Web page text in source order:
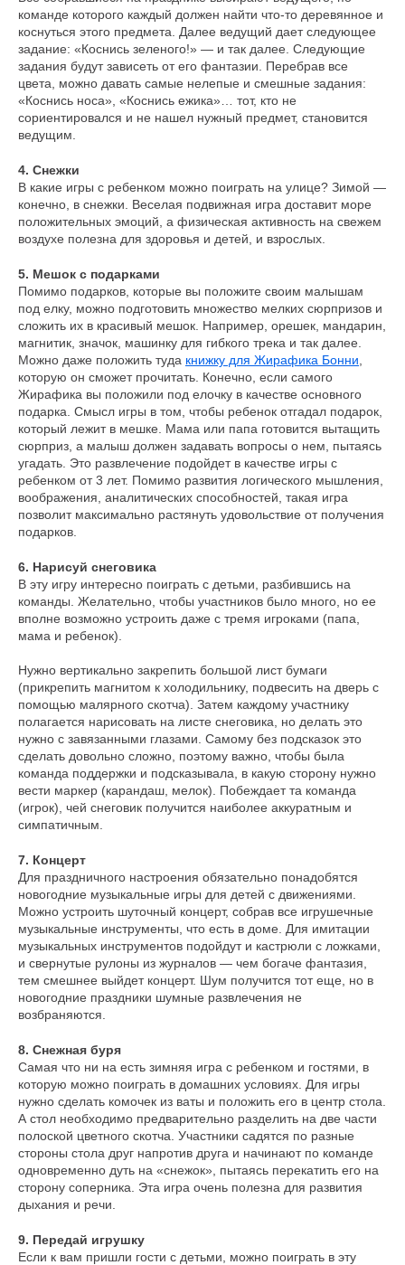
команде которого каждый должен найти что-то деревянное и
коснуться этого предмета. Далее ведущий дает следующее
задание: «Коснись зеленого!» — и так далее. Следующие
задания будут зависеть от его фантазии. Перебрав все
цвета, можно давать самые нелепые и смешные задания:
«Коснись носа», «Коснись ежика»… тот, кто не
сориентировался и не нашел нужный предмет, становится
ведущим.
4. Снежки
В какие игры с ребенком можно поиграть на улице? Зимой —
конечно, в снежки. Веселая подвижная игра доставит море
положительных эмоций, а физическая активность на свежем
воздухе полезна для здоровья и детей, и взрослых.
5. Мешок с подарками
Помимо подарков, которые вы положите своим малышам
под елку, можно подготовить множество мелких сюрпризов и
сложить их в красивый мешок. Например, орешек, мандарин,
магнитик, значок, машинку для гибкого трека и так далее.
Можно даже положить туда книжку для Жирафика Бонни
которую он сможет прочитать. Конечно, если самого
Жирафика вы положили под елочку в качестве основного
подарка. Смысл игры в том, чтобы ребенок отгадал подарок,
который лежит в мешке. Мама или папа готовится вытащить
сюрприз, а малыш должен задавать вопросы о нем, пытаясь
угадать. Это развлечение подойдет в качестве игры с
ребенком от 3 лет. Помимо развития логического мышления,
воображения, аналитических способностей, такая игра
позволит максимально растянуть удовольствие от получения
подарков.
6. Нарисуй снеговика
В эту игру интересно поиграть с детьми, разбившись на
команды. Желательно, чтобы участников было много, но ее
вполне возможно устроить даже с тремя игроками (папа,
мама и ребенок).
Нужно вертикально закрепить большой лист бумаги
(прикрепить магнитом к холодильнику, подвесить на дверь с
помощью малярного скотча). Затем каждому участнику
полагается нарисовать на листе снеговика, но делать это
нужно с завязанными глазами. Самому без подсказок это
сделать довольно сложно, поэтому важно, чтобы была
команда поддержки и подсказывала, в какую сторону нужно
вести маркер (карандаш, мелок). Побеждает та команда
(игрок), чей снеговик получится наиболее аккуратным и
симпатичным.
7. Концерт
Для праздничного настроения обязательно понадобятся
новогодние музыкальные игры для детей с движениями.
Можно устроить шуточный концерт, собрав все игрушечные
музыкальные инструменты, что есть в доме. Для имитации
музыкальных инструментов подойдут и кастрюли с ложками,
и свернутые рулоны из журналов — чем богаче фантазия,
тем смешнее выйдет концерт. Шум получится тот еще, но в
новогодние праздники шумные развлечения не
возбраняются.
8. Снежная буря
Самая что ни на есть зимняя игра с ребенком и гостями, в
которую можно поиграть в домашних условиях. Для игры
нужно сделать комочек из ваты и положить его в центр стола.
А стол необходимо предварительно разделить на две части
полоской цветного скотча. Участники садятся по разные
стороны стола друг напротив друга и начинают по команде
одновременно дуть на «снежок», пытаясь перекатить его на
сторону соперника. Эта игра очень полезна для развития
дыхания и речи.
9. Передай игрушку
Если к вам пришли гости с детьми, можно поиграть в эту
Оплата частями
Оплатите сегодня 25% стоимости покупки
картой любого банка, остальное — тремя
платежами раз в две недели.
Оплата
сегодня
25%
Через
2 недели
25%
Через
4 недели
25%
Через
6 недель
25%
Без комиссий и переплат
Как обычная оплата картой
Понятно